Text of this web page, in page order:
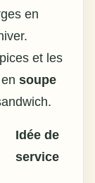
en
et les
soupe
Idée de
service